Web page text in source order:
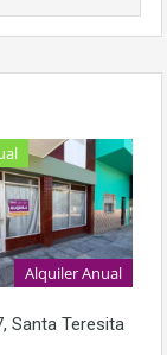
Alquiler Anual
Santa Teresita